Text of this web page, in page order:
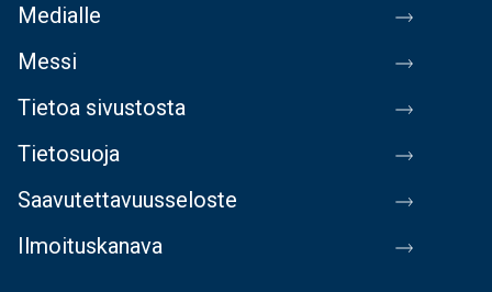
Medialle
Messi
Tietoa sivustosta
Tietosuoja
Saavutettavuusseloste
Ilmoituskanava